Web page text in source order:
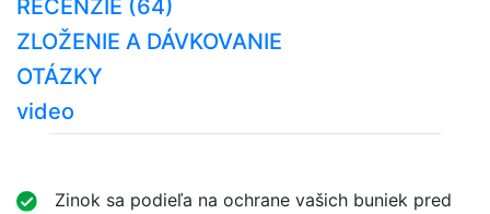
RECENZIE (64)
ZLOŽENIE A DÁVKOVANIE
OTÁZKY
video
Zinok sa podieľa na ochrane vašich buniek pred